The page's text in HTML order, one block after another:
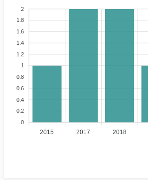
2
1.8
1.6
1.4
1.2
1
0.8
0.6
0.4
0.2
0
2015 2017 2018